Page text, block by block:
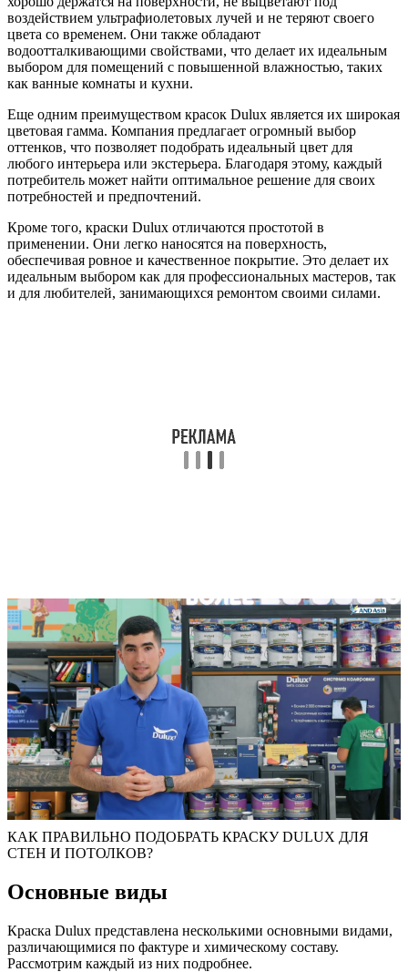
воздействием ультрафиолетовых лучей и не теряют своего
цвета со временем. Они также обладают
водоотталкивающими свойствами, что делает их идеальным
выбором для помещений с повышенной влажностью, таких
как ванные комнаты и кухни.
Еще одним преимуществом красок Dulux является их широкая
цветовая гамма. Компания предлагает огромный выбор
оттенков, что позволяет подобрать идеальный цвет для
любого интерьера или экстерьера. Благодаря этому, каждый
потребитель может найти оптимальное решение для своих
потребностей и предпочтений.
Кроме того, краски Dulux отличаются простотой в
применении. Они легко наносятся на поверхность,
обеспечивая ровное и качественное покрытие. Это делает их
идеальным выбором как для профессиональных мастеров, так
и для любителей, занимающихся ремонтом своими силами.
КАК ПРАВИЛЬНО ПОДОБРАТЬ КРАСКУ DULUX ДЛЯ
СТЕН И ПОТОЛКОВ?
Основные виды
Краска Dulux представлена несколькими основными видами,
различающимися по фактуре и химическому составу.
Рассмотрим каждый из них подробнее.